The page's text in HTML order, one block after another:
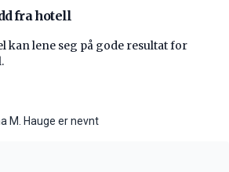
fra hotell
kan lene seg på gode resultat for
M. Hauge er nevnt